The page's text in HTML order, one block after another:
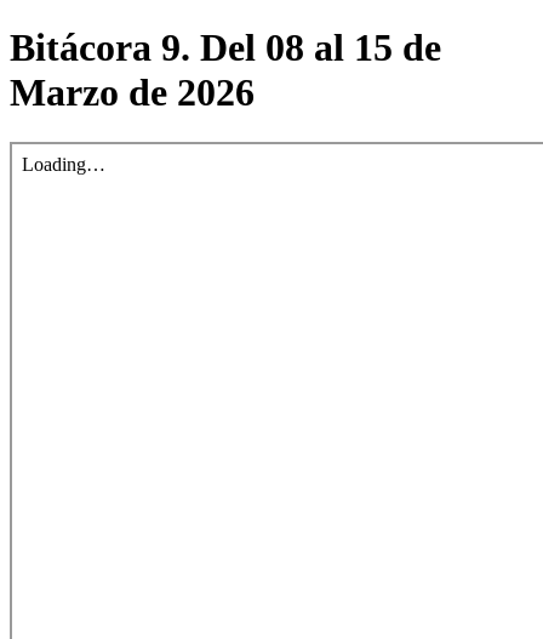
Bitácora 9. Del 08 al 15 de
Marzo de 2026